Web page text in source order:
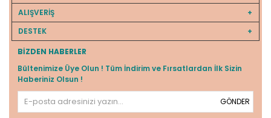
ALIŞVERİŞ
DESTEK
BIZDEN HABERLER
Bültenimize Üye Olun ! Tüm İndirim ve Fırsatlardan İlk Sizin
Haberiniz Olsun !
GÖNDER